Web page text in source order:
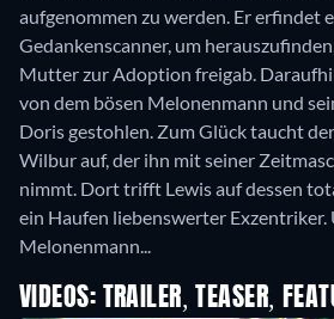
aufgenommen zu werden. Er erfindet
Gedankenscanner, um
Mutter zur Adoption freigab.
von dem bösen Melonenmann und
Doris gestohlen. Zum Glück taucht
Wilbur auf, der ihn mit seiner
nimmt. Dort trifft Lewis auf dessen
ein Haufen liebenswerter Exzentriker.
Melonenmann...
VIDEOS: TRAILER, TEASER,